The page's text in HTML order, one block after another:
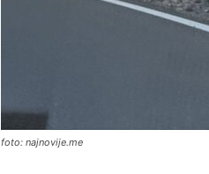
foto: najnovije.me